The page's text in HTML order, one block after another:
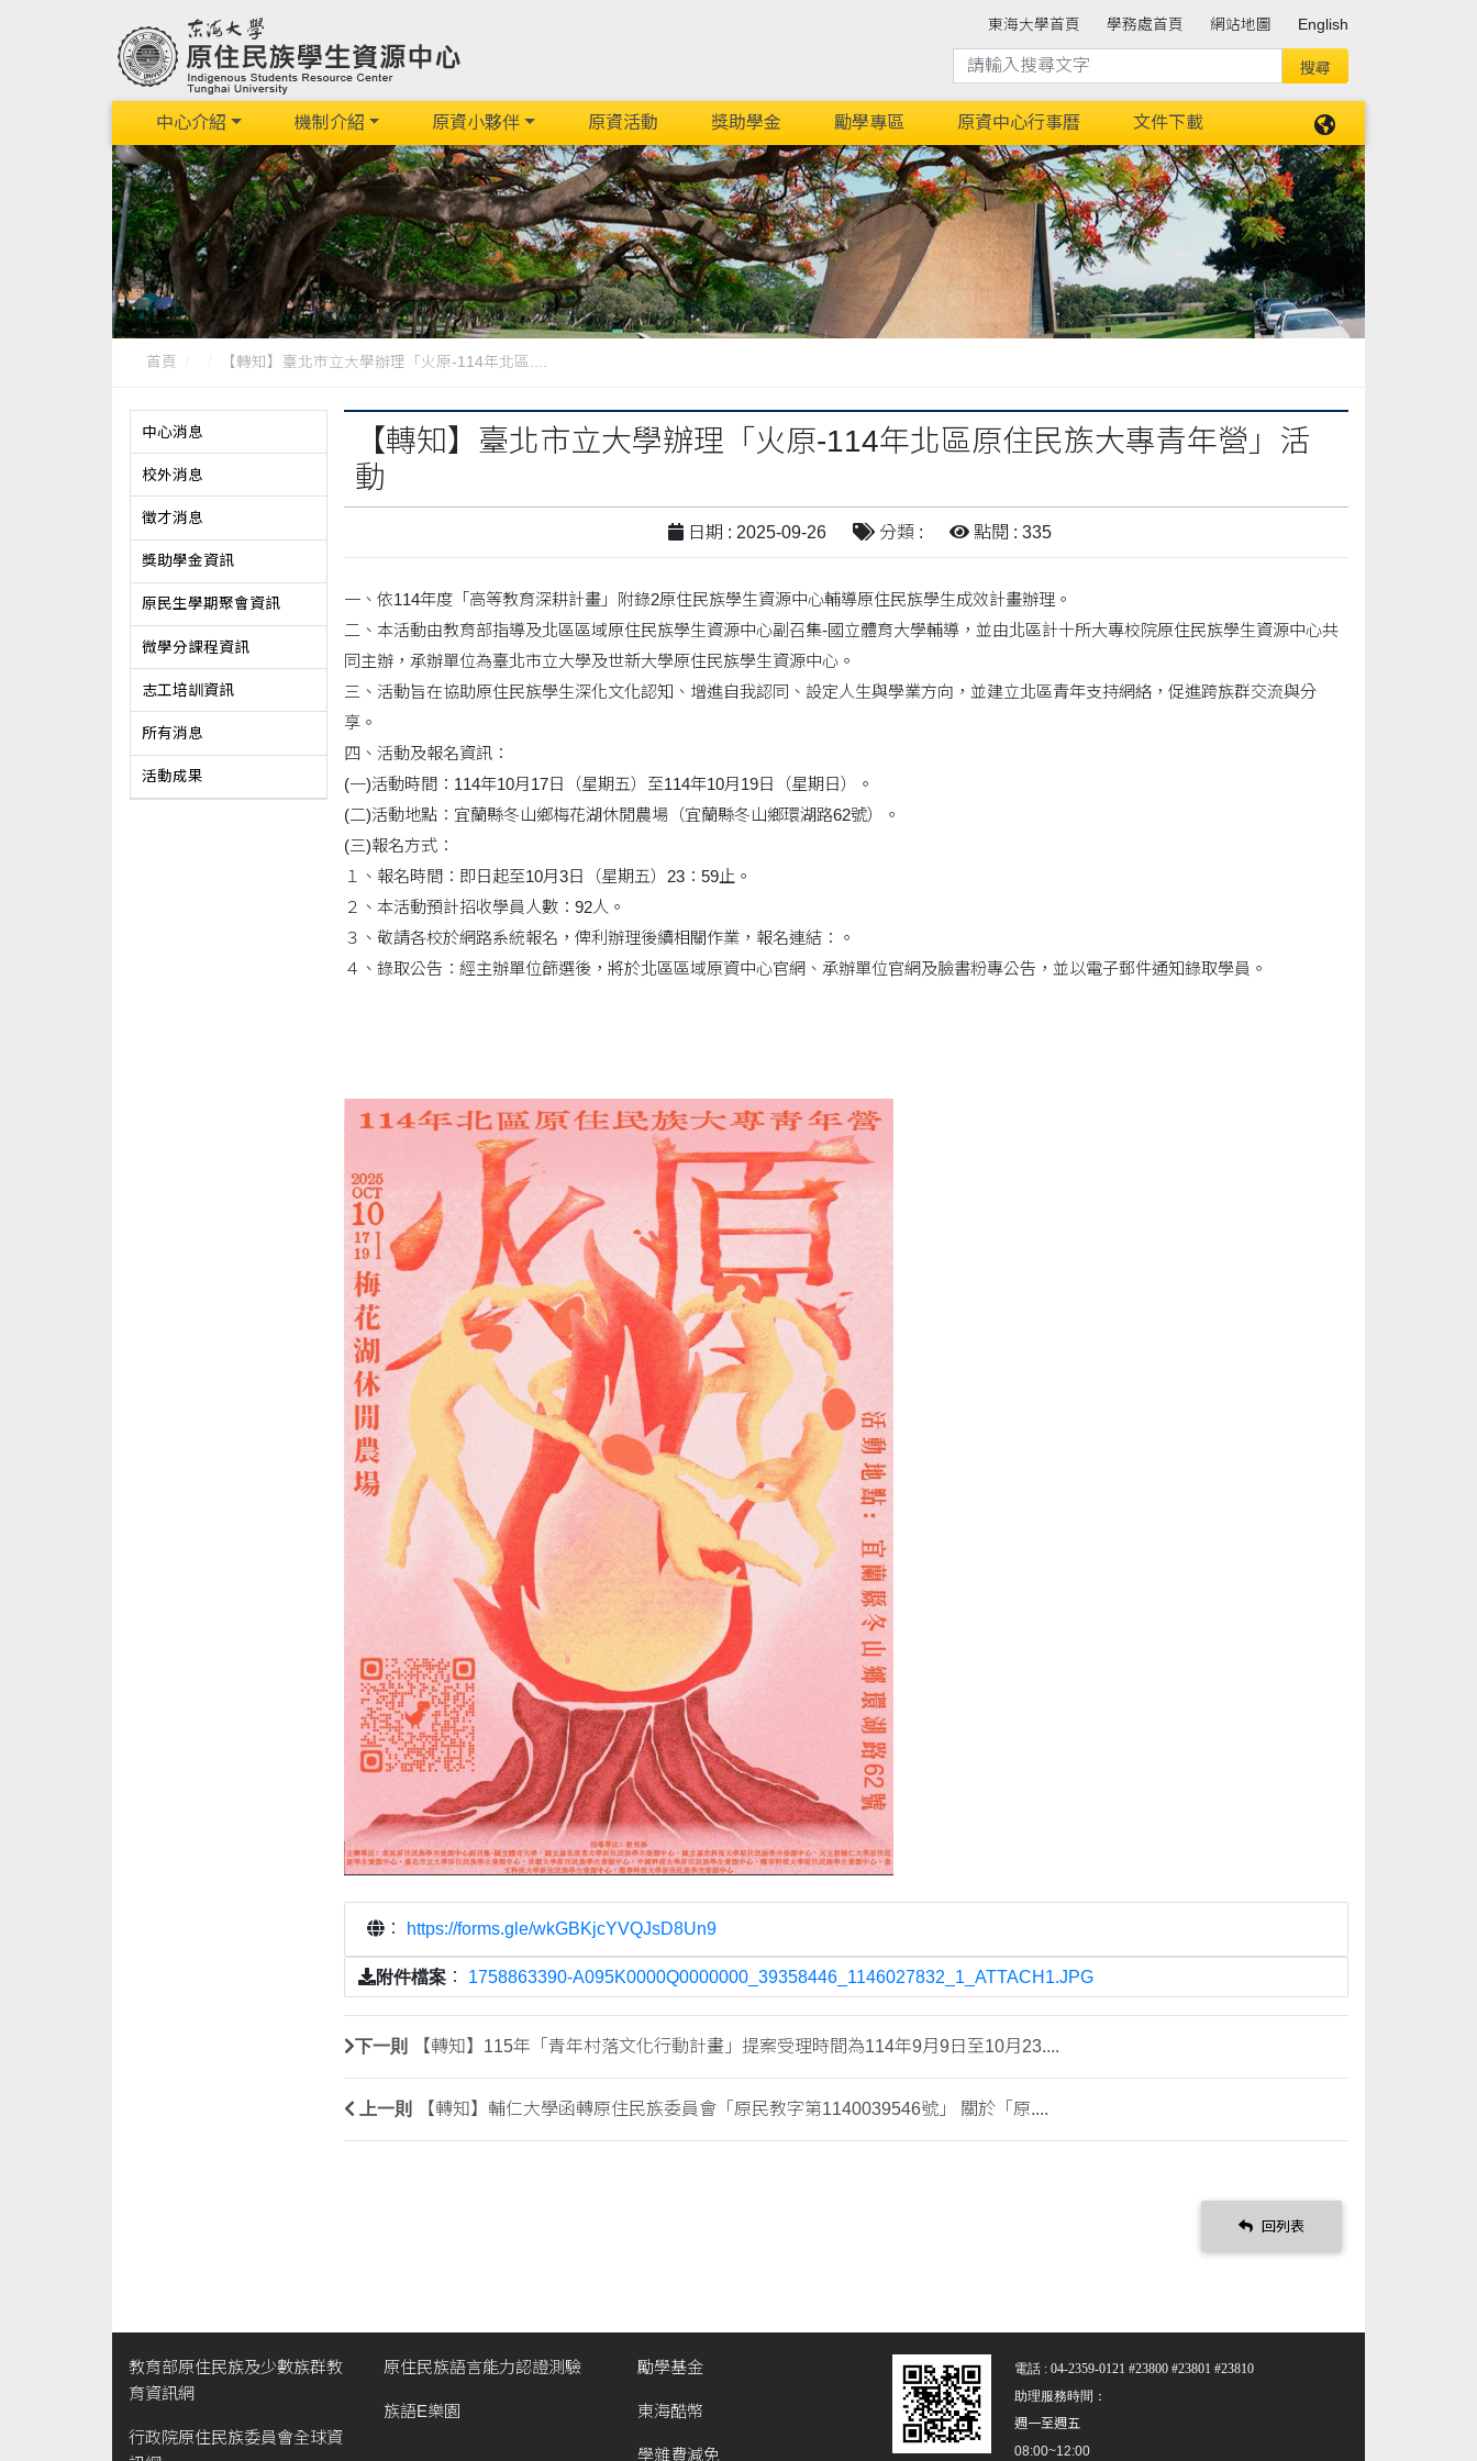
東海大學首頁 學務處首頁 網站地圖 English
中心介紹 機制介紹 原資小夥伴 原資活動 獎助學金 勵學專區 原資中心行事曆 文件下載
首頁 【轉知】臺北市立大學辦理「火原-114年北區....
中心消息
校外消息
徵才消息
獎助學金資訊
原民生學期聚會資訊
微學分課程資訊
志工培訓資訊
所有消息
活動成果
【轉知】臺北市立大學辦理「火原-114年北區原住民族大專青年營」活
動
日期 : 2025-09-26 分類 : 點閱 : 335
一、依114年度「高等教育深耕計畫」附錄2原住民族學生資源中心輔導原住民族學生成效計畫辦理。
二、本活動由教育部指導及北區區域原住民族學生資源中心副召集-國立體育大學輔導，並由北區計十所大專校院原住民族學生資源中心共
同主辦，承辦單位為臺北市立大學及世新大學原住民族學生資源中心。
三、活動旨在協助原住民族學生深化文化認知、增進自我認同、設定人生與學業方向，並建立北區青年支持網絡，促進跨族群交流與分
享。
四、活動及報名資訊：
(一)活動時間：114年10月17日（星期五）至114年10月19日（星期日）。
(二)活動地點：宜蘭縣冬山鄉梅花湖休閒農場（宜蘭縣冬山鄉環湖路62號）。
(三)報名方式：
１、報名時間：即日起至10月3日（星期五）23：59止。
２、本活動預計招收學員人數：92人。
３、敬請各校於網路系統報名，俾利辦理後續相關作業，報名連結：。
４、錄取公告：經主辦單位篩選後，將於北區區域原資中心官網、承辦單位官網及臉書粉專公告，並以電子郵件通知錄取學員。
： https://forms.gle/wkGBKjcYVQJsD8Un9
附件檔案 ： 1758863390-A095K0000Q0000000_39358446_1146027832_1_ATTACH1.JPG
下一則 【轉知】115年「青年村落文化行動計畫」提案受理時間為114年9月9日至10月23....
上一則 【轉知】輔仁大學函轉原住民族委員會「原民教字第1140039546號」 關於「原....
回列表
教育部原住民族及少數族群教
育資訊網
行政院原住民族委員會全球資
原住民族語言能力認證測驗
族語E樂園
勵學基金
東海酷幣
學雜費減免
電話 : 04-2359-0121 #23800 #23801 #23810
助理服務時間：
週一至週五
08:00~12:00